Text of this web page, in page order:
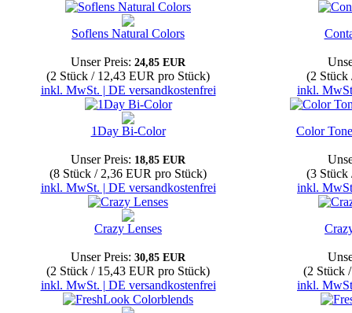
Soflens Natural Colors
Unser Preis: 24,85 EUR
(2 Stück / 12,43 EUR pro Stück)
inkl. MwSt. | DE versandkostenfrei
(2 Stück
inkl.
1Day Bi-Color
Unser Preis: 18,85 EUR
(8 Stück / 2,36 EUR pro Stück)
inkl. MwSt. | DE versandkostenfrei
Color
(3 Stück
inkl.
Crazy Lenses
Unser Preis: 30,85 EUR
(2 Stück / 15,43 EUR pro Stück)
inkl. MwSt. | DE versandkostenfrei
(2 Stück
inkl.